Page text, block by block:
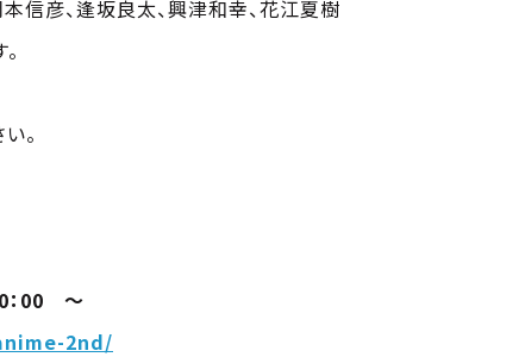
信彦、逢坂良太、興津和幸、花江夏樹
。
：00 ～
2nd/